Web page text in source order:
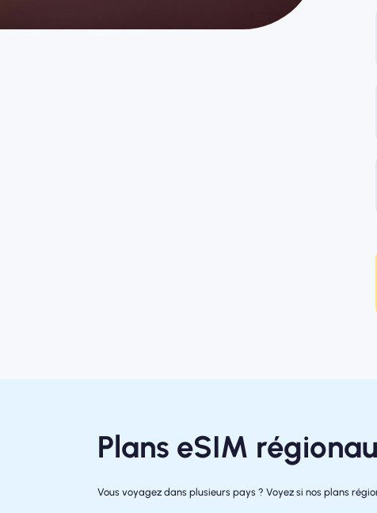
Plans eSIM
Vous voyagez dans plusieurs pays ? Voyez si nos plans